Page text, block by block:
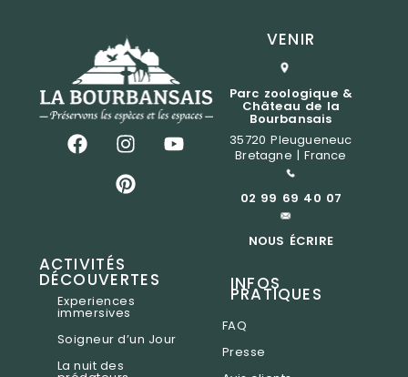
VENIR
Parc zoologique &
Château de la
Bourbansais
35720 Pleugueneuc
Bretagne | France
02 99 69 40 07
NOUS ÉCRIRE
ACTIVITÉS
DÉCOUVERTES
Experiences
immersives
Soigneur d’un Jour
La nuit des
INFOS
PRATIQUES
FAQ
Presse